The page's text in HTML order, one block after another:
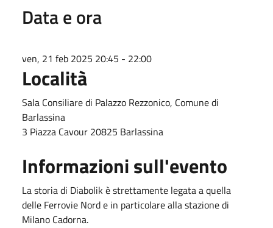
Data e ora
ven, 21 feb 2025 20:45 - 22:00
Località
Sala Consiliare di Palazzo Rezzonico, Comune di
Barlassina
3 Piazza Cavour 20825 Barlassina
Informazioni sull'evento
La storia di Diabolik è strettamente legata a quella
delle Ferrovie Nord e in particolare alla stazione di
Milano Cadorna.